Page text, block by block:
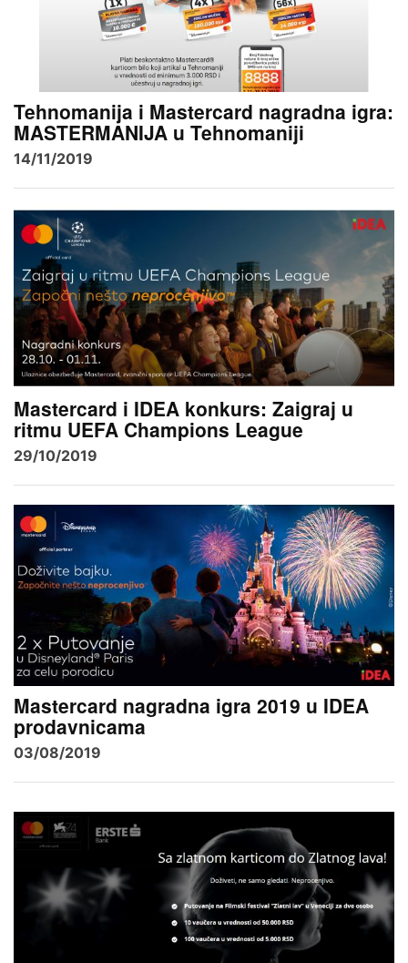
Tehnomanija i Mastercard nagradna igra:
MASTERMANIJA u Tehnomaniji
14/11/2019
Mastercard i IDEA konkurs: Zaigraj u
ritmu UEFA Champions League
29/10/2019
Mastercard nagradna igra 2019 u IDEA
prodavnicama
03/08/2019